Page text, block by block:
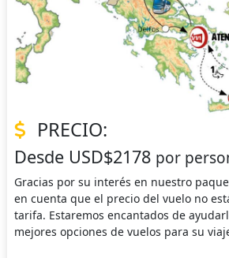
PRECIO:
Desde USD$2178 por
Gracias por su interés en nuestro
en cuenta que el precio del vuelo no
tarifa. Estaremos encantados de
mejores opciones de vuelos para su